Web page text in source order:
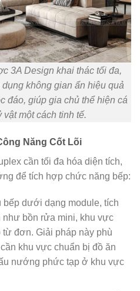
3A Design khai thác tối đa,
không gian ẩn hiệu quả
đáo, giúp gia chủ thể hiện cá
một cách tinh tế.
Năng Cốt Lõi
cần tối đa hóa diện tích,
để tích hợp chức năng bếp:
bếp dưới dạng module, tích
như bồn rửa mini, khu vực
từ đơn. Giải pháp này phù
khu vực chuẩn bị đồ ăn
nướng phức tạp ở khu vực